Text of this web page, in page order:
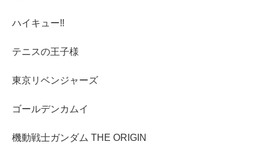
ハイキュー‼︎
テニスの王子様
東京リベンジャーズ
ゴールデンカムイ
機動戦士ガンダム THE ORIGIN